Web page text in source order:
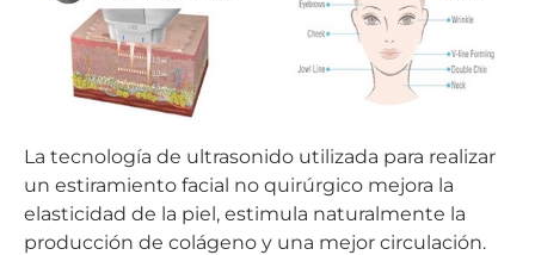
La tecnología de ultrasonido utilizada para realizar
un estiramiento facial no quirúrgico mejora la
elasticidad de la piel, estimula naturalmente la
producción de colágeno y una mejor circulación.